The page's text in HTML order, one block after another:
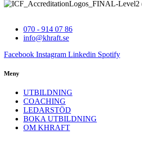
070 - 914 07 86
info@khraft.se
Facebook Instagram Linkedin Spotify
Meny
UTBILDNING
COACHING
LEDARSTÖD
BOKA UTBILDNING
OM KHRAFT